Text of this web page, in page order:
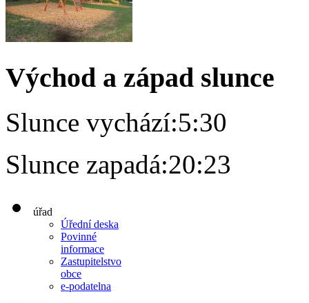
Východ a západ slunce
Slunce vychází:5:30
Slunce zapadá:20:23
úřad
Úřední deska
Povinné
informace
Zastupitelstvo
obce
e-podatelna